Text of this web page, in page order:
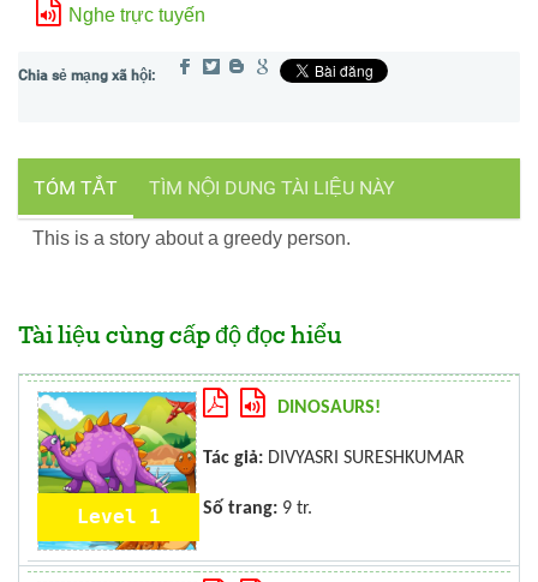
Nghe trực tuyến
TÓM TẮT TÌM NỘI DUNG TÀI LIỆU NÀY
This is a story about a greedy person.
Tài liệu cùng cấp độ đọc hiểu
Level 1
DINOSAURS!
Tác giả: DIVYASRI SURESHKUMAR
Số trang: 9 tr.